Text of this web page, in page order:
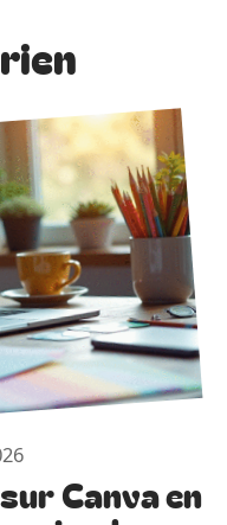
Canva en